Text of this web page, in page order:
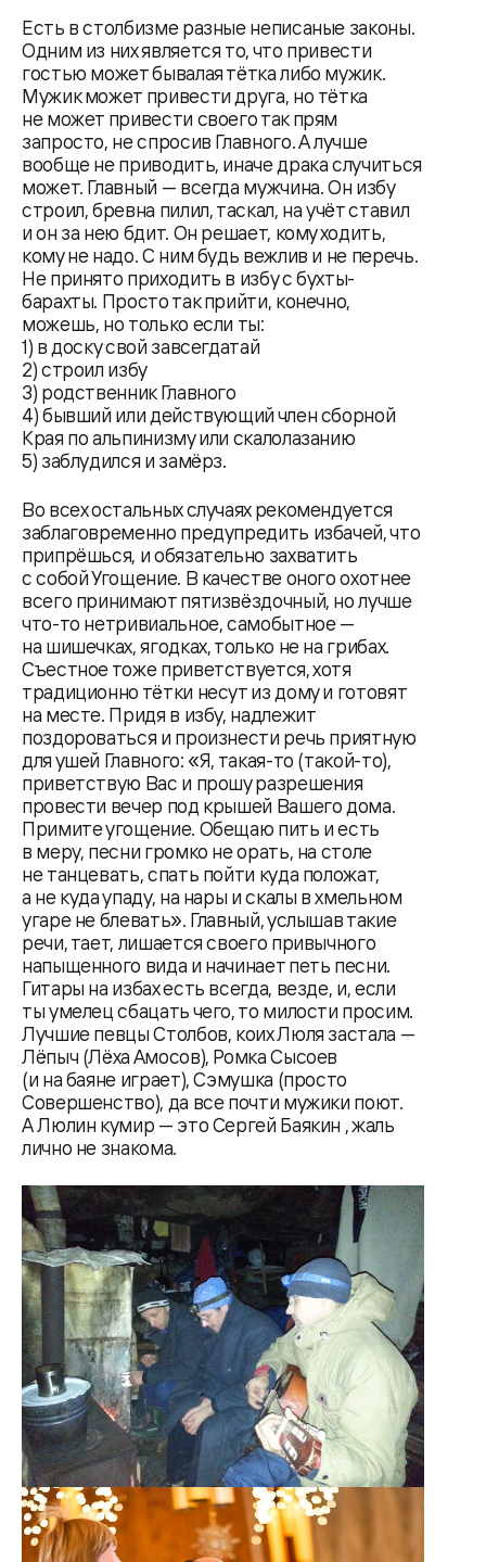
Есть в столбизме разные неписаные законы.
Одним из них является то, что привести
гостью может бывалая тётка либо мужик.
Мужик может привести друга, но тётка
не может привести своего так прям
запросто, не спросив Главного. А лучше
вообще не приводить, иначе драка случиться
может. Главный — всегда мужчина. Он избу
строил, бревна пилил, таскал, на учёт ставил
и он за нею бдит. Он решает, кому ходить,
кому не надо. С ним будь вежлив и не перечь.
Не принято приходить в избу с бухты-
барахты. Просто так прийти, конечно,
можешь, но только если ты:
1) в доску свой завсегдатай
2) строил избу
3) родственник Главного
4) бывший или действующий член сборной
Края по альпинизму или скалолазанию
5) заблудился и замёрз.
Во всех остальных случаях рекомендуется
заблаговременно предупредить избачей, что
припрёшься, и обязательно захватить
с собой Угощение. В качестве оного охотнее
всего принимают пятизвёздочный, но лучше
что-то нетривиальное, самобытное —
на шишечках, ягодках, только не на грибах.
Съестное тоже приветствуется, хотя
традиционно тётки несут из дому и готовят
на месте. Придя в избу, надлежит
поздороваться и произнести речь приятную
для ушей Главного: «Я, такая-то (такой-то),
приветствую Вас и прошу разрешения
провести вечер под крышей Вашего дома.
Примите угощение. Обещаю пить и есть
в меру, песни громко не орать, на столе
не танцевать, спать пойти куда положат,
а не куда упаду, на нары и скалы в хмельном
угаре не блевать». Главный, услышав такие
речи, тает, лишается своего привычного
напыщенного вида и начинает петь песни.
Гитары на избах есть всегда, везде, и, если
ты умелец сбацать чего, то милости просим.
Лучшие певцы Столбов, коих Люля застала —
Лёпыч (Лёха Амосов), Ромка Сысоев
(и на баяне играет), Сэмушка (просто
Совершенство), да все почти мужики поют.
А Люлин кумир — это Сергей Баякин , жаль
лично не знакома.